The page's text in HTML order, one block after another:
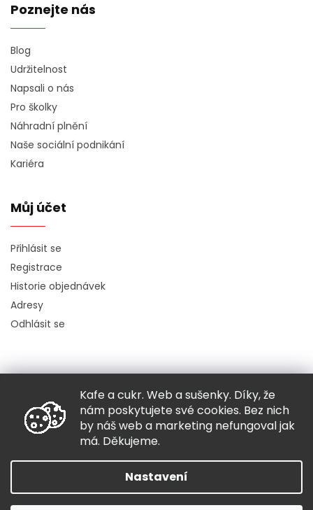
Kafe a cukr. Web a sušenky. Díky, že
nám poskytujete své cookies. Bez nich
by náš web a marketing nefungoval jak
má. Děkujeme.
Nastavení
Poznejte nás
Blog
Udržitelnost
Napsali o nás
Pro školky
Náhradní plnění
Naše sociální podnikání
Kariéra
Můj účet
Přihlásit se
Registrace
Historie objednávek
Adresy
Odhlásit se
Copyright 2026Hugo chodí bos. Všechna práva vyhrazena.
Grafický návrh vytvořil a nakódovalShoptak.cz